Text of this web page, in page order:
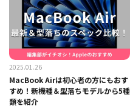
2025.01.26
MacBook Airは初心者の方にもおす
すめ！新機種＆型落ちモデルから5種
類を紹介